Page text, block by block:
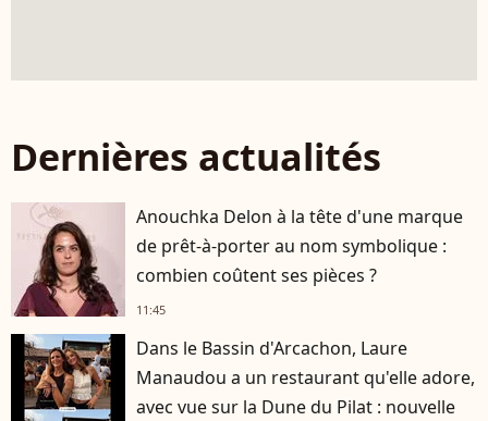
Dernières actualités
Anouchka Delon à la tête d'une marque
de prêt-à-porter au nom symbolique :
combien coûtent ses pièces ?
11:45
Dans le Bassin d'Arcachon, Laure
Manaudou a un restaurant qu'elle adore,
avec vue sur la Dune du Pilat : nouvelle